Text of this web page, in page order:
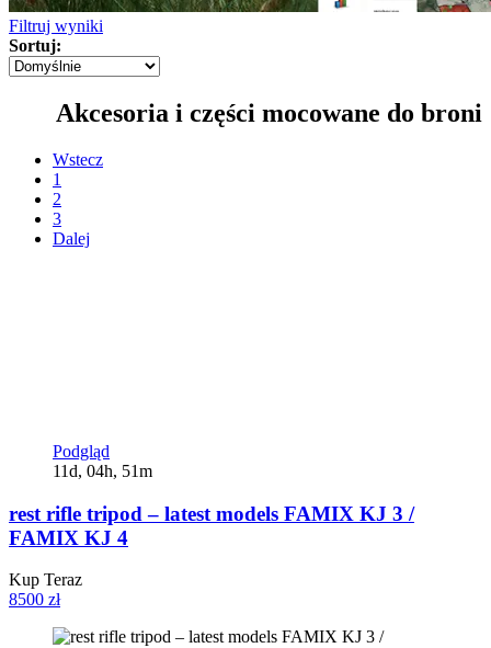
Filtruj wyniki
Sortuj:
Akcesoria i części mocowane do broni
Wstecz
1
2
3
Dalej
Podgląd
11d, 04h, 51m
rest rifle tripod – latest models FAMIX KJ 3 /
FAMIX KJ 4
Kup Teraz
8500 zł